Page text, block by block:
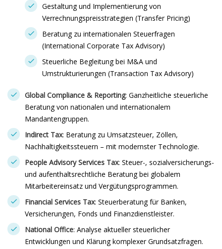
Gestaltung und Implementierung von
Verrechnungspreisstrategien (Transfer Pricing)
Beratung zu internationalen Steuerfragen
(International Corporate Tax Advisory)
Steuerliche Begleitung bei M&A und
Umstrukturierungen (Transaction Tax Advisory)
Global Compliance & Reporting: Ganzheitliche steuerliche
Beratung von nationalen und internationalem
Mandantengruppen.
Indirect Tax: Beratung zu Umsatzsteuer, Zöllen,
Nachhaltigkeitssteuern – mit modernster Technologie.
People Advisory Services Tax: Steuer-, sozialversicherungs-
und aufenthaltsrechtliche Beratung bei globalem
Mitarbeitereinsatz und Vergütungsprogrammen.
Financial Services Tax: Steuerberatung für Banken,
Versicherungen, Fonds und Finanzdienstleister.
National Office: Analyse aktueller steuerlicher
Entwicklungen und Klärung komplexer Grundsatzfragen.